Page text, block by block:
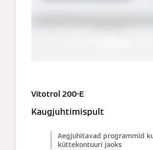
Vitotrol 200-E
Kaugjuhtimispult
Aegjuhitavad programmid
küttekontuuri jaoks